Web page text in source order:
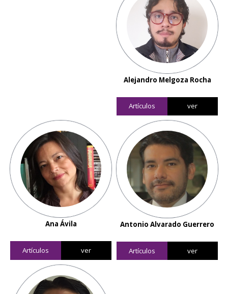
Alejandro Melgoza Rocha
Artículos ver
Ana Ávila
Artículos ver
Antonio Alvarado Guerrero
Artículos ver